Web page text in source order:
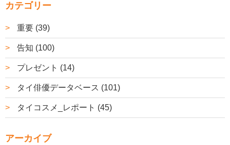
カテゴリー
重要 (39)
告知 (100)
プレゼント (14)
タイ俳優データベース (101)
タイコスメ_レポート (45)
アーカイブ